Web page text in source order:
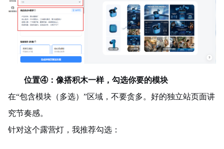
位置④：像搭积木一样，勾选你要的模块
在“包含模块（多选）”区域，不要贪多。好的独立站页面讲
究节奏感。
针对这个露营灯，我推荐勾选：